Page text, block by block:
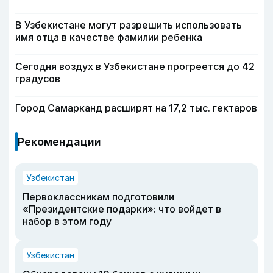
В Узбекистане могут разрешить использовать
имя отца в качестве фамилии ребенка
Сегодня воздух в Узбекистане прогреется до 42
градусов
Город Самарканд расширят на 17,2 тыс. гектаров
Рекомендации
Узбекистан
Первоклассникам подготовили
«Президентские подарки»: что войдет в
набор в этом году
Узбекистан